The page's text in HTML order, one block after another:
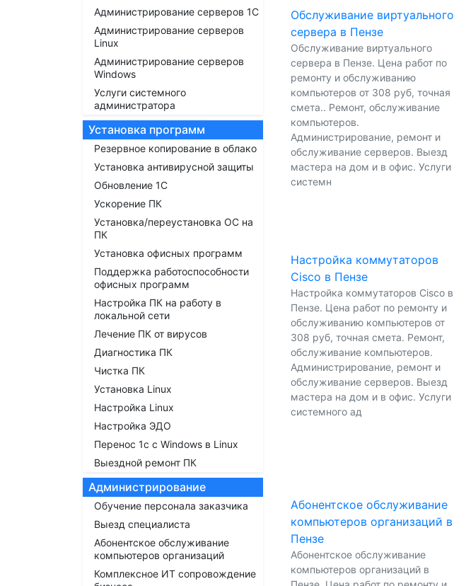
Администрирование серверов 1С
Администрирование серверов
Linux
Администрирование серверов
Windows
Услуги системного
администратора
Установка программ
Резервное копирование в облако
Установка антивирусной защиты
Обновление 1С
Ускорение ПК
Установка/переустановка ОС на
ПК
Установка офисных программ
Поддержка работоспособности
офисных программ
Настройка ПК на работу в
локальной сети
Лечение ПК от вирусов
Диагностика ПК
Чистка ПК
Установка Linux
Настройка Linux
Настройка ЭДО
Перенос 1с с Windows в Linux
Выездной ремонт ПК
Администрирование
Обучение персонала заказчика
Выезд специалиста
Абонентское обслуживание
компьютеров организаций
Комплексное ИТ сопровождение
Обслуживание виртуального
сервера в Пензе
Обслуживание виртуального
сервера в Пензе. Цена работ по
ремонту и обслуживанию
компьютеров от 308 руб, точная
смета.. Ремонт, обслуживание
компьютеров.
Администрирование, ремонт и
обслуживание серверов. Выезд
мастера на дом и в офис. Услуги
системн
Настройка коммутаторов
Cisco в Пензе
Настройка коммутаторов Cisco в
Пензе. Цена работ по ремонту и
обслуживанию компьютеров от
308 руб, точная смета. Ремонт,
обслуживание компьютеров.
Администрирование, ремонт и
обслуживание серверов. Выезд
мастера на дом и в офис. Услуги
системного ад
Абонентское обслуживание
компьютеров организаций в
Пензе
Абонентское обслуживание
компьютеров организаций в